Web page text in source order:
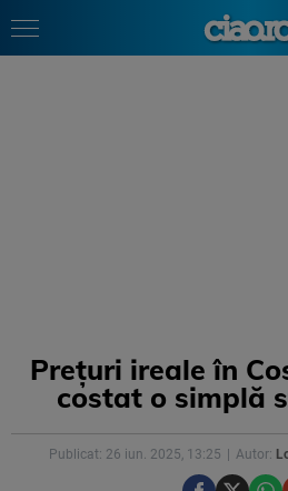
Prețuri ireale în
costat o simplă
Publicat: 26 iun. 2025, 13:25 Autor: